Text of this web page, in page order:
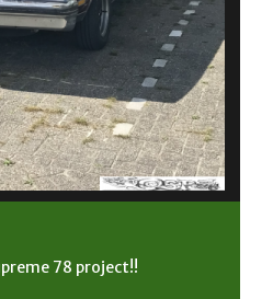
78 project!!